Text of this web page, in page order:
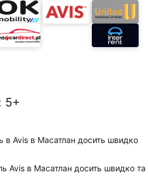
5+
в Avis в Масатлан досить швидко
Avis в Масатлан досить швидко та